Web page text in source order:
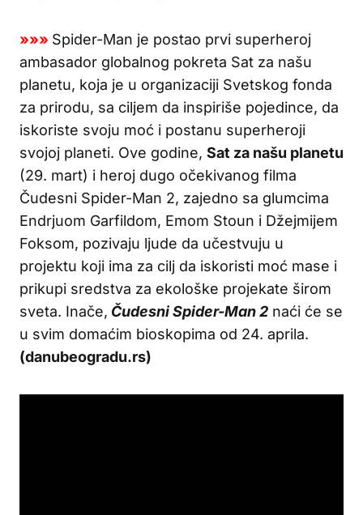
»»» Spider-Man je postao prvi superheroj
ambasador globalnog pokreta Sat za našu
planetu, koja je u organizaciji Svetskog fonda
za prirodu, sa ciljem da inspiriše pojedince, da
iskoriste svoju moć i postanu superheroji
svojoj planeti. Ove godine, Sat za našu planetu
(29. mart) i heroj dugo očekivanog filma
Čudesni Spider-Man 2, zajedno sa glumcima
Endrjuom Garfildom, Emom Stoun i Džejmijem
Foksom, pozivaju ljude da učestvuju u
projektu koji ima za cilj da iskoristi moć mase i
prikupi sredstva za ekološke projekate širom
sveta. Inače, Čudesni Spider-Man 2 naći će se
u svim domaćim bioskopima od 24. aprila.
(danubeogradu.rs)